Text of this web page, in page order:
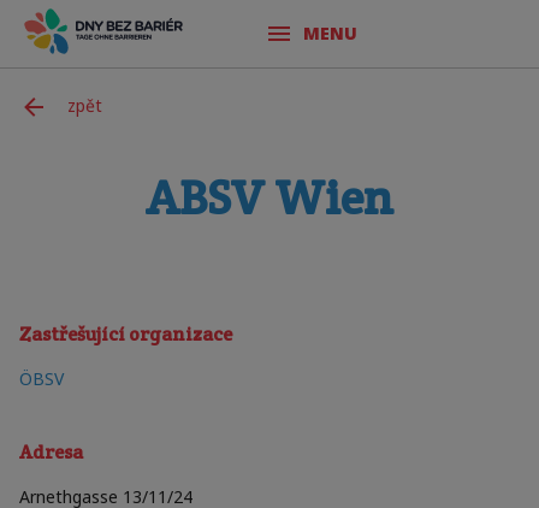
MENU
zpět
ABSV Wien
Zastřešující organizace
ÖBSV
Adresa
Arnethgasse 13/11/24